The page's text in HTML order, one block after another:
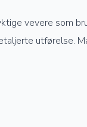
vevere som
utførelse.